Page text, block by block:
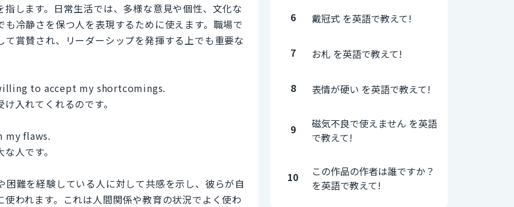
します。日常生活では、多様な意見や個性、文化な
冷静さを保つ人を表現するために使えます。職場で
賞賛され、リーダーシップを発揮する上でも重要な
to accept my shortcomings.
入れてくれるのです。
my flaws.
人です。
を経験している人に対して共感を示し、彼らが自
われます。これは人間関係や教育の状況でよく使わ
6 戴冠式 を英語で教えて!
7 お札 を英語で教えて!
8 表情が硬い を英語で教えて!
9
磁気不良で使えません を英語
で教えて!
10
この作品の作者は誰ですか？
を英語で教えて!